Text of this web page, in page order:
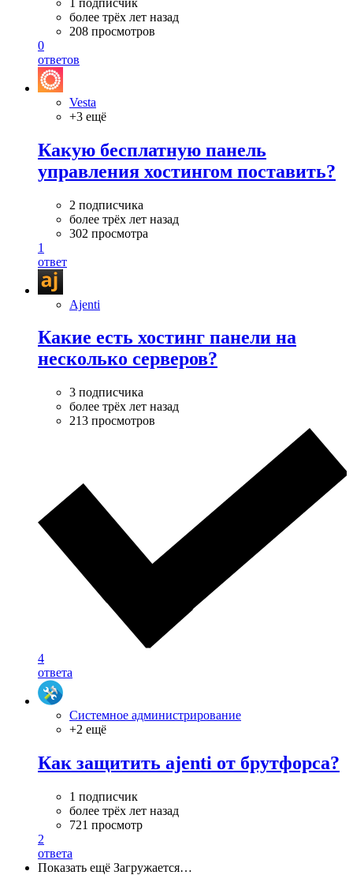
более трёх лет назад
208 просмотров
0
ответов
Vesta
+3 ещё
Какую бесплатную панель
управления хостингом поставить?
2 подписчика
более трёх лет назад
302 просмотра
1
ответ
Ajenti
Какие есть хостинг панели на
несколько серверов?
3 подписчика
более трёх лет назад
213 просмотров
4
ответа
Системное администрирование
+2 ещё
Как защитить ajenti от брутфорса?
1 подписчик
более трёх лет назад
721 просмотр
2
ответа
Показать ещё Загружается…